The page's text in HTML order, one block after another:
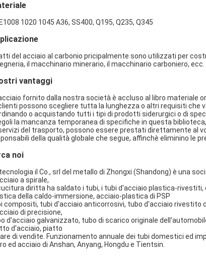
Lasciate un messaggio
INVIA
1020 1045 A36, SS400, Q195, Q235, Q345
del acciaio al carbonio pricipalmente sono utilizzati per
il macchinario minerario, il macchinario carboniero, ecc.
vantaggi
fornito dalla nostra società è accluso al libro materiale
possono scegliere tutta la lunghezza o altri requisiti che
o acquistando tutti i tipi di prodotti siderurgici o di
la mancanza temporanea di specifiche in questa
del trasporto, possono essere prestati direttamente al
della qualità globale che segue, affinchè eliminino le
noi
il Co., srl del metallo di Zhongxi (Shandong) è una
a spirale,
diritta ha saldato i tubi, i tubi d'acciaio plastica-
della caldo-immersione, acciaio-plastica di PSP
compositi, tubi d'acciaio anticorrosivi, tubo d'acciaio rivestito
di precisione,
d'acciaio galvanizzato, tubo di scarico originale
d'acciaio, piatto
di vendite. Funzionamento annuale dei tubi domestici ed
ed acciaio di Anshan, Anyang, Hongdu e Tientsin.